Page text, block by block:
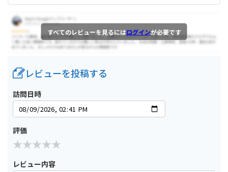
すべてのレビューを見るにはログインが必要です
レビューを投稿する
訪問日時
評価
レビュー内容